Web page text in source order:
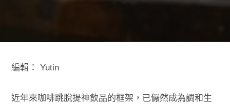
編輯：Yutin
近年來咖啡跳脫提神飲品的框架，已儼然成為調和生